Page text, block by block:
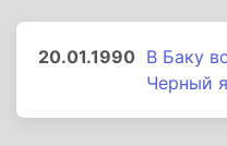
20.01.1990 В Баку
Черный